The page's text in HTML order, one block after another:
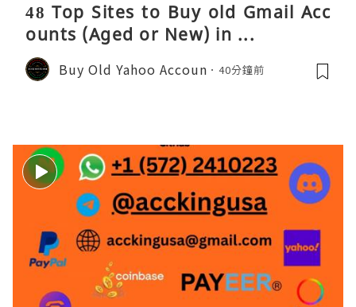
48 Top Sites to Buy old Gmail Acc
ounts (Aged or New) in ...
Buy Old Yahoo Accoun 40分鐘前